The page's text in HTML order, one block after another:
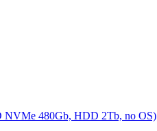
NVMe 480Gb, HDD 2Tb, no OS)